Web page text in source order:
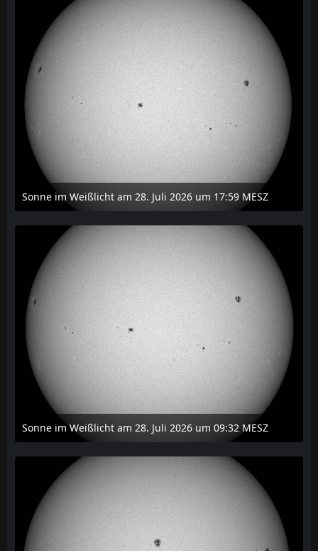
Sonne im Weißlicht am 28. Juli 2026 um 17:59 MESZ
31. Juli 2026 um 20:03
Sonne im Weißlicht am 28. Juli 2026 um 09:32 MESZ
31. Juli 2026 um 20:03